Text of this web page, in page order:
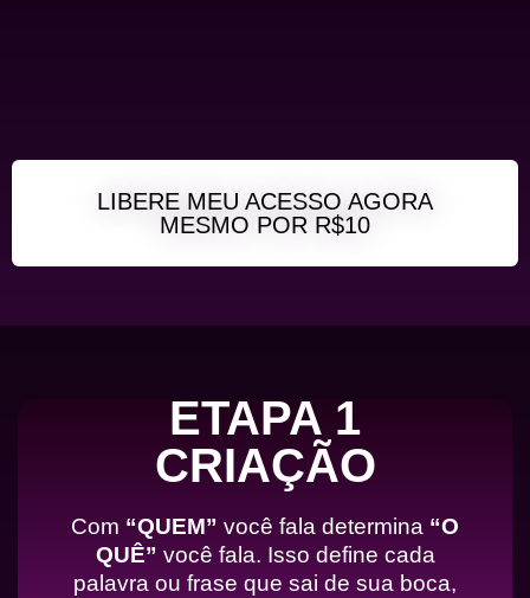
LIBERE MEU ACESSO AGORA
MESMO POR R$10
ETAPA 1
CRIAÇÃO
Com “QUEM” você fala determina “O
QUÊ” você fala. Isso define cada
palavra ou frase que sai de sua boca,